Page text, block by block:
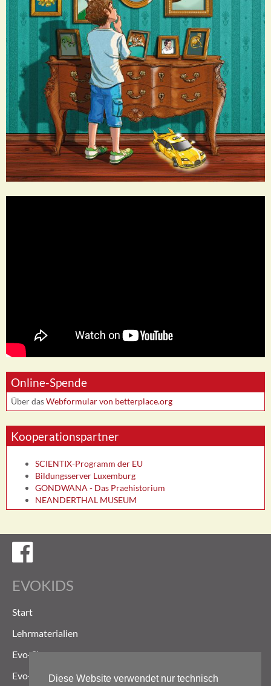
Diese Website verwendet nur technisch
Online-Spende
Über dasWebformular von betterplace.org
Kooperationspartner
SCIENTIX-Programm der EU
Bildungsserver Luxemburg
GONDWANA - Das Praehistorium
NEANDERTHAL MUSEUM
EVOKIDS
Start
Lehrmaterialien
Evo-Shop
Evo-Weg